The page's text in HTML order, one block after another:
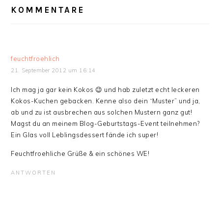
INTERAKTIONEN
KOMMENTARE
feuchtfroehlich
21. September 2012 um 16:14
Ich mag ja gar kein Kokos 😉 und hab zuletzt echt leckeren
Kokos-Kuchen gebacken. Kenne also dein “Muster” und ja,
ab und zu ist ausbrechen aus solchen Mustern ganz gut!
Magst du an meinem Blog-Geburtstags-Event teilnehmen?
Ein Glas voll Leblingsdessert fände ich super!
Feuchtfroehliche Grüße & ein schönes WE!
ANTWORTEN